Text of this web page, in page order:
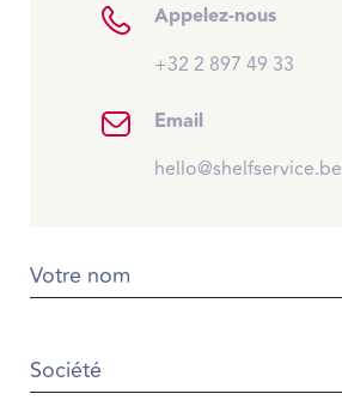
Appelez-nous
+32 2 897 49 33
Email
hello@shelfservice.be
Votre nom
Société